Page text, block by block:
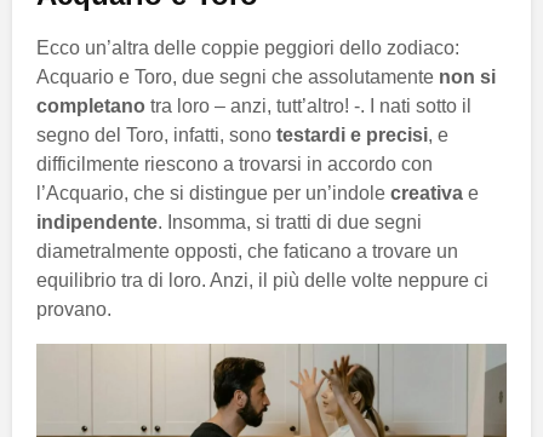
Ecco un’altra delle coppie peggiori dello zodiaco:
Acquario e Toro, due segni che assolutamente non si
completano tra loro – anzi, tutt’altro! -. I nati sotto il
segno del Toro, infatti, sono testardi e precisi, e
difficilmente riescono a trovarsi in accordo con
l’Acquario, che si distingue per un’indole creativa e
indipendente. Insomma, si tratti di due segni
diametralmente opposti, che faticano a trovare un
equilibrio tra di loro. Anzi, il più delle volte neppure ci
provano.